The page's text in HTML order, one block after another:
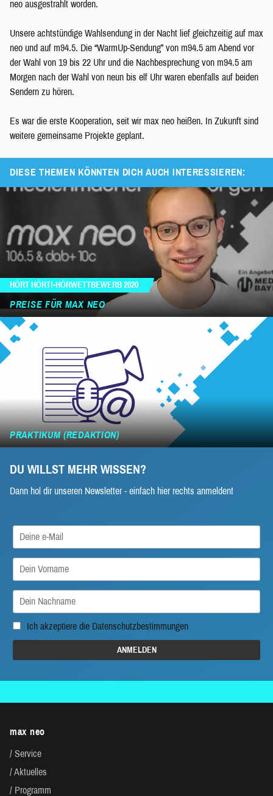
neo ausgestrahlt worden.
Unsere achtstündige Wahlsendung in der Nacht lief gleichzeitig auf max
neo und auf m94.5. Die “WarmUp-Sendung” von m94.5 am Abend vor
der Wahl von 19 bis 22 Uhr und die Nachbesprechung von m94.5 am
Morgen nach der Wahl von neun bis elf Uhr waren ebenfalls auf beiden
Sendern zu hören.
Es war die erste Kooperation, seit wir max neo heißen. In Zukunft sind
weitere gemeinsame Projekte geplant.
DIESE THEMEN KÖNNTEN DICH AUCH INTERESSIEREN:
HÖRT HÖRT!-HÖRWETTBEWERB 2020
PREISE FÜR MAX NEO
PRAKTIKUM (REDAKTION)
DU WILLST MEHR WISSEN?
Dann hol dir unseren Newsletter - einfach hier rechts anmelden!
Ich akzeptiere die Datenschutzbestimmungen
max neo
Service
Aktuelles
Programm